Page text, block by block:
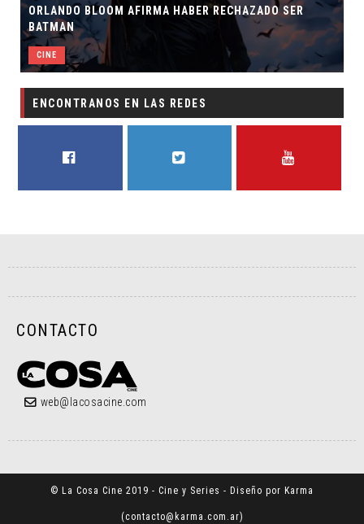
ORLANDO BLOOM AFIRMA HABER RECHAZADO SER
BATMAN
CINE
ENCONTRANOS EN LAS REDES
CONTACTO
web@lacosacine.com
© La Cosa Cine 2019 - Cine y Series - Diseño por Karma
(contacto@karma.com.ar)